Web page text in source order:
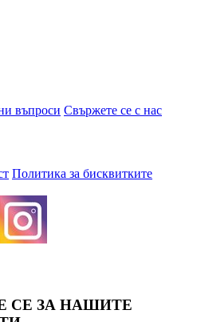
въпроси Свържете се с нас
Политика за бисквитките
СЕ ЗА НАШИТЕ